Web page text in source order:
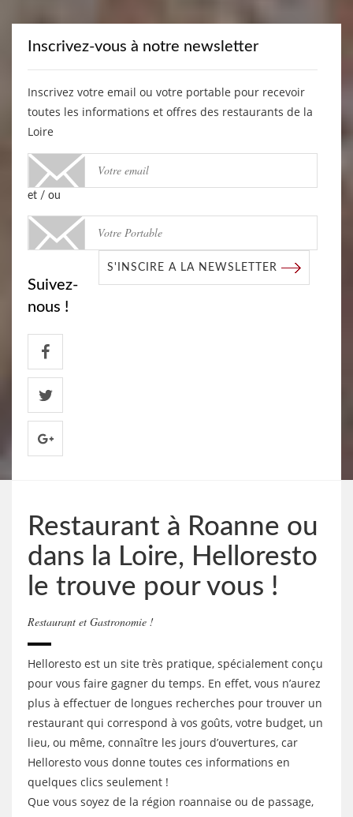
Inscrivez-vous à notre newsletter
Inscrivez votre email ou votre portable pour recevoir
toutes les informations et offres des restaurants de la
Loire
et / ou
S'INSCIRE A LA NEWSLETTER
Suivez-
nous !
Restaurant à Roanne ou
dans la Loire, Helloresto
le trouve pour vous !
Restaurant et Gastronomie !
Helloresto est un site très pratique, spécialement conçu
pour vous faire gagner du temps. En effet, vous n’aurez
plus à effectuer de longues recherches pour trouver un
restaurant qui correspond à vos goûts, votre budget, un
lieu, ou même, connaître les jours d’ouvertures, car
Helloresto vous donne toutes ces informations en
quelques clics seulement !
Que vous soyez de la région roannaise ou de passage,